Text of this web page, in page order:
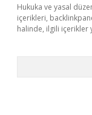
Hukuka ve yasal
içerikleri,
halinde, ilgili içerikler